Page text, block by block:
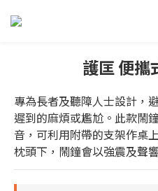
護匡 便攜
專為長者及聽障人士設計，
遲到的麻煩或尷尬。此款鬧
音，可利用附帶的支架作桌
枕頭下，鬧鐘會以強震及聲